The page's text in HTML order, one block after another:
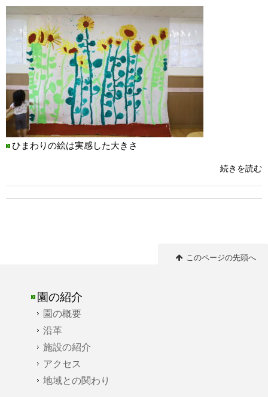
ひまわりの絵は実感した大きさ
続きを読む
このページの先頭へ
園の紹介
園の概要
沿革
施設の紹介
アクセス
地域との関わり